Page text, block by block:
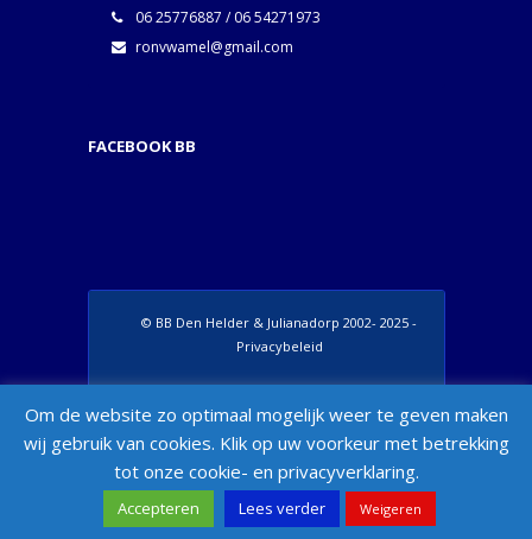
06 25776887 / 06 54271973
ronvwamel@gmail.com
FACEBOOK BB
© BB Den Helder & Julianadorp 2002- 2025 -
Privacybeleid
Appearance > Menus > "Manage Locations"
Box
Om de website zo optimaal mogelijk weer te geven maken
wij gebruik van cookies. Klik op uw voorkeur met betrekking
tot onze cookie- en privacyverklaring.
Accepteren Lees verder Weigeren